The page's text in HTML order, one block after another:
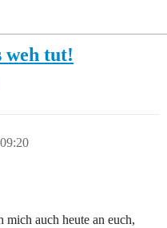
weh tut!
auch heute an euch,